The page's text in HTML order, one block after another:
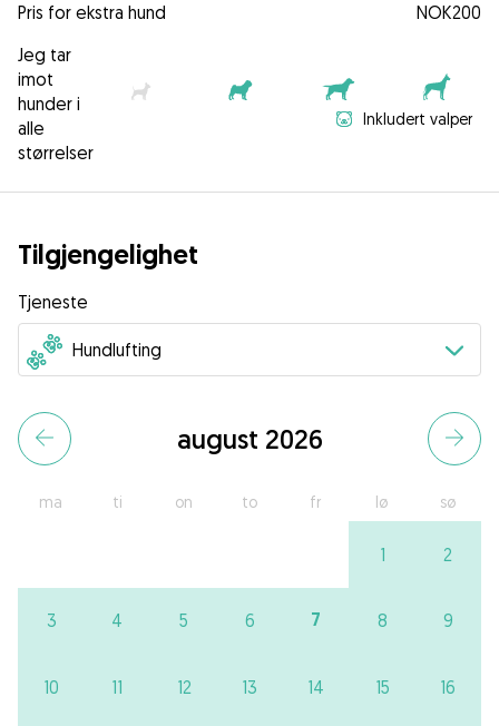
Pris for ekstra hund
NOK200
Jeg tar
imot
hunder i
alle
størrelser
Inkludert valper
Tilgjengelighet
Tjeneste
august 2026
ma ti on to fr lø sø
1 2
3 4 5 6 7 8 9
10 11 12 13 14 15 16